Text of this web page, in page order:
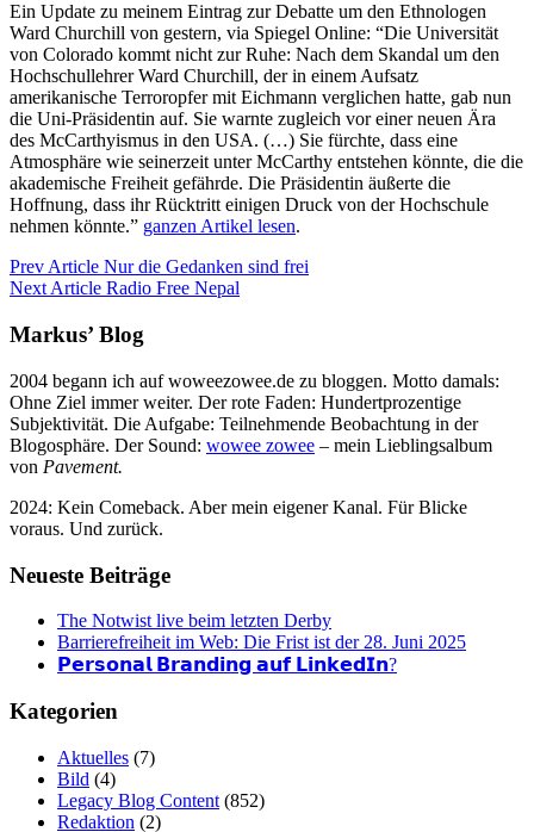
Ein Update zu meinem Eintrag zur Debatte um den Ethnologen
Ward Churchill von gestern, via Spiegel Online: “Die Universität
von Colorado kommt nicht zur Ruhe: Nach dem Skandal um den
Hochschullehrer Ward Churchill, der in einem Aufsatz
amerikanische Terroropfer mit Eichmann verglichen hatte, gab nun
die Uni-Präsidentin auf. Sie warnte zugleich vor einer neuen Ära
des McCarthyismus in den USA. (…) Sie fürchte, dass eine
Atmosphäre wie seinerzeit unter McCarthy entstehen könnte, die die
akademische Freiheit gefährde. Die Präsidentin äußerte die
Hoffnung, dass ihr Rücktritt einigen Druck von der Hochschule
nehmen könnte.” ganzen Artikel lesen.
Prev Article Nur die Gedanken sind frei
Next Article Radio Free Nepal
Markus’ Blog
2004 begann ich auf woweezowee.de zu bloggen. Motto damals:
Ohne Ziel immer weiter. Der rote Faden: Hundertprozentige
Subjektivität. Die Aufgabe: Teilnehmende Beobachtung in der
Blogosphäre. Der Sound: wowee zowee – mein Lieblingsalbum
von Pavement.
2024: Kein Comeback. Aber mein eigener Kanal. Für Blicke
voraus. Und zurück.
Neueste Beiträge
The Notwist live beim letzten Derby
Barrierefreiheit im Web: Die Frist ist der 28. Juni 2025
𝗣𝗲𝗿𝘀𝗼𝗻𝗮𝗹 𝗕𝗿𝗮𝗻𝗱𝗶𝗻𝗴 𝗮𝘂𝗳 𝗟𝗶𝗻𝗸𝗲𝗱𝗜𝗻?
Kategorien
Aktuelles (7)
Bild (4)
Legacy Blog Content (852)
Redaktion (2)